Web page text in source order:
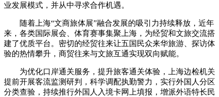
业发展模式，并从中寻求合作机遇。
随着上海“文商旅体展”融合发展的吸引力持续释放，近年
来，各类国际展会、体育赛事集聚上海，为经贸和文旅交流搭
建了优质平台。密切的经贸往来让五国民众来华旅游、探访体
验的热情攀升，商贸往来与文旅互通实现双向赋能。
为优化口岸通关服务，提升旅客通关体验，上海边检机关
提前开展客流监测研判，科学调配执勤警力，实行外国人分区
分类查验，持续推行外国人入境卡网上填报，增派外语特长民